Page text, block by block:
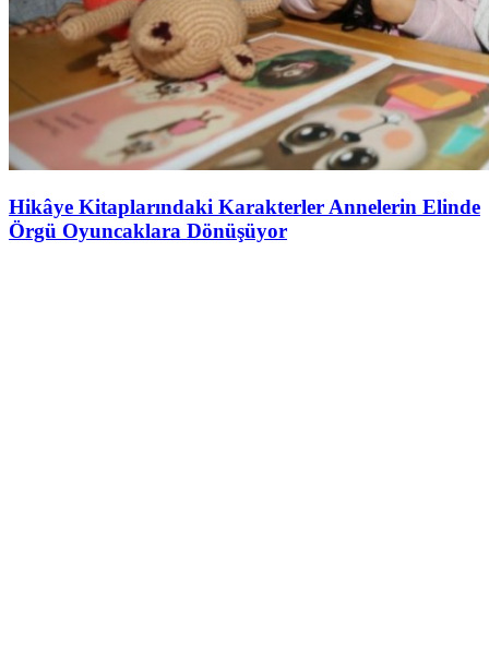
Hikâye Kitaplarındaki Karakterler Annelerin Elinde
Örgü Oyuncaklara Dönüşüyor